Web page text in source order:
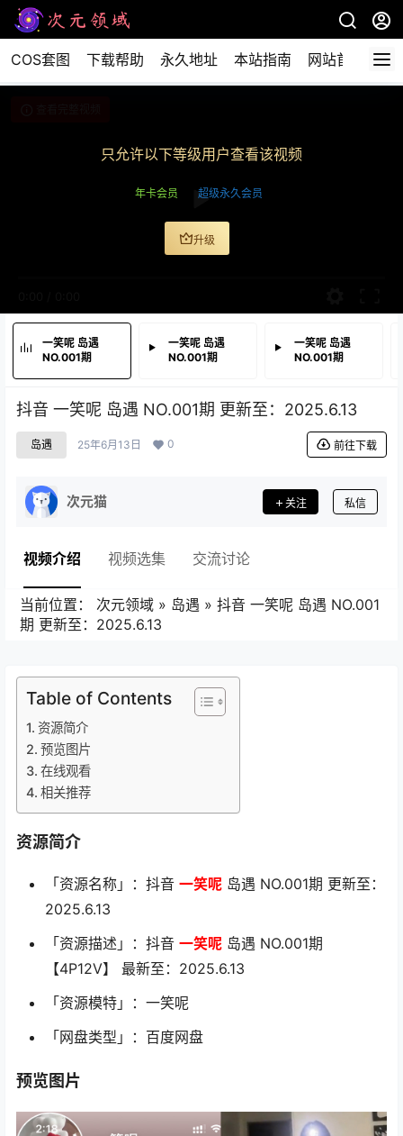
COS套图 下载帮助 永久地址 本站指南 网站首页
只允许以下等级用户查看该视频
年卡会员 超级永久会员
升级
一笑呢 岛遇
NO.001期
一笑呢 岛遇
NO.001期
一笑呢 岛遇
NO.001期
抖音 一笑呢 岛遇 NO.001期 更新至：2025.6.13
岛遇 25年6月13日 0 前往下载
次元猫 关注 私信
视频介绍 视频选集 交流讨论
当前位置： 次元领域 » 岛遇 » 抖音 一笑呢 岛遇 NO.001
期 更新至：2025.6.13
Table of Contents
资源简介
预览图片
在线观看
相关推荐
资源简介
「资源名称」：抖音 一笑呢 岛遇 NO.001期 更新至：
2025.6.13
「资源描述」：抖音 一笑呢 岛遇 NO.001期
【4P12V】 最新至：2025.6.13
「资源模特」：一笑呢
「网盘类型」：百度网盘
预览图片